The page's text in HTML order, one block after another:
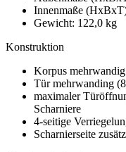
Innenmaße
Gewicht: 122,0 kg
Konstruktion
Korpus
Tür mehrwanding
maximaler
Scharniere
4-seitige
Scharnierseite